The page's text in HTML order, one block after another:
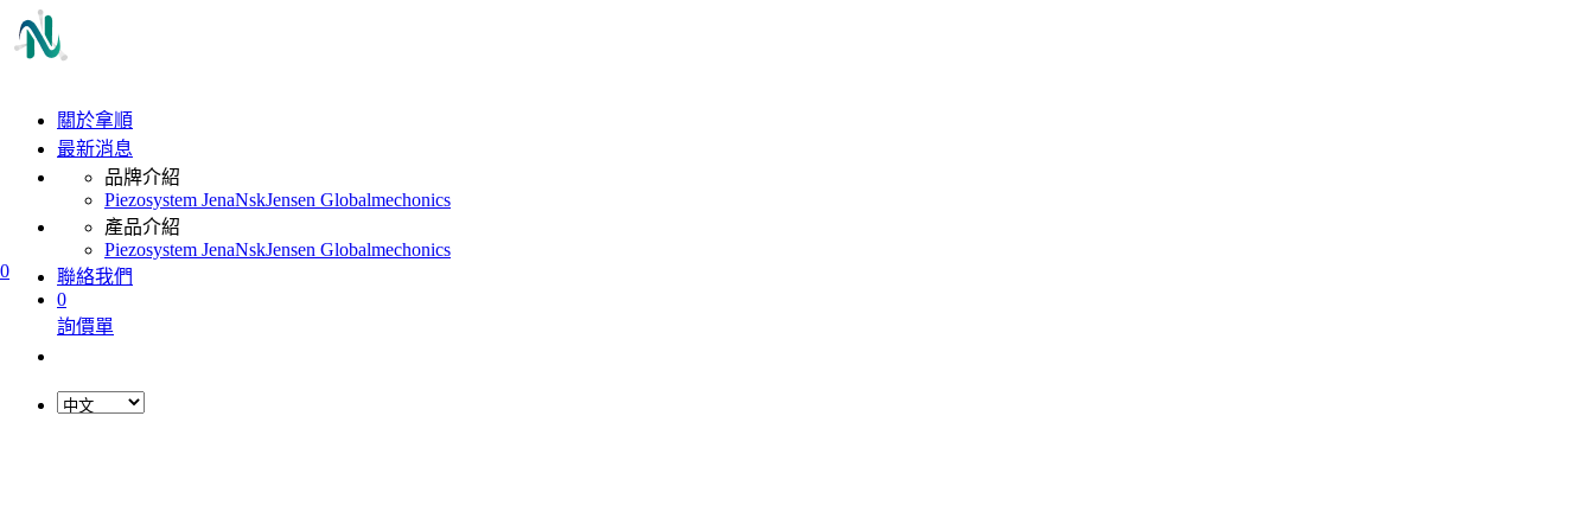
0
關於拿順
最新消息
品牌介紹
Piezosystem JenaNskJensen Globalmechonics
產品介紹
Piezosystem JenaNskJensen Globalmechonics
聯絡我們
0
詢價單